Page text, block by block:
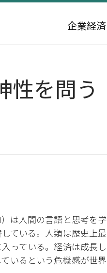
企業経済
性を問う
は人間の言語と思考を学
ている。人類は歴史上最
っている。経済は成長し
いるという危機感が世界